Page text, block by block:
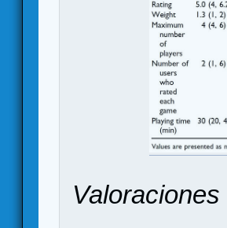
Valoraciones